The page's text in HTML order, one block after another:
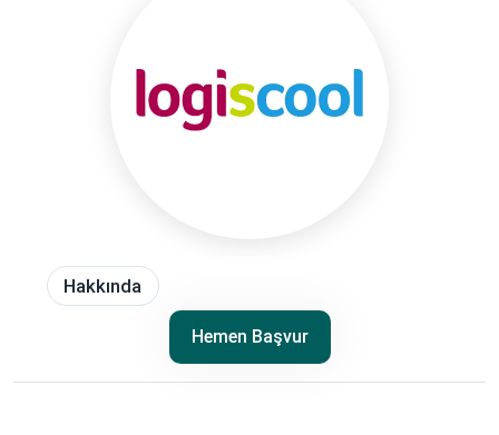
Hakkında
Hemen Başvur